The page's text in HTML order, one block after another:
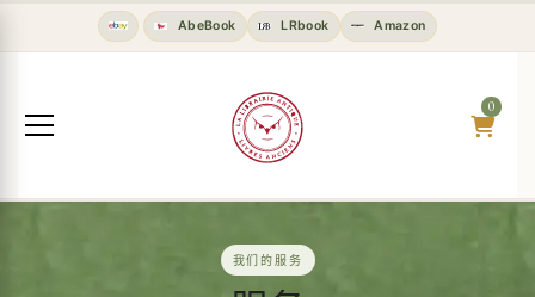
AbeBook LRbook Amazon
0
我们的服务